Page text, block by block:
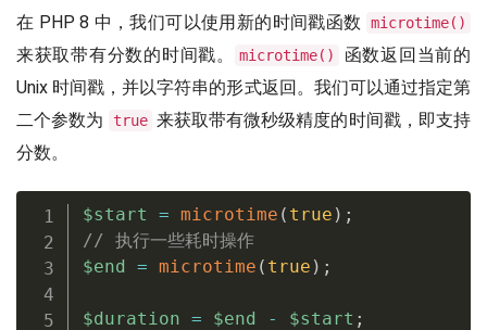
在 PHP 8 中，我们可以使用新的时间戳函数 microtime()
来获取带有分数的时间戳。 microtime()
函数返回当前的
Unix 时间戳，并以字符串的形式返回。我们可以通过指定第
二个参数为
true 来获取带有微秒级精度的时间戳，即支持
分数。
$start = microtime ( true ) ;
// 执行一些耗时操作
$end
= microtime ( true ) ;
$duration = $end - $start ;